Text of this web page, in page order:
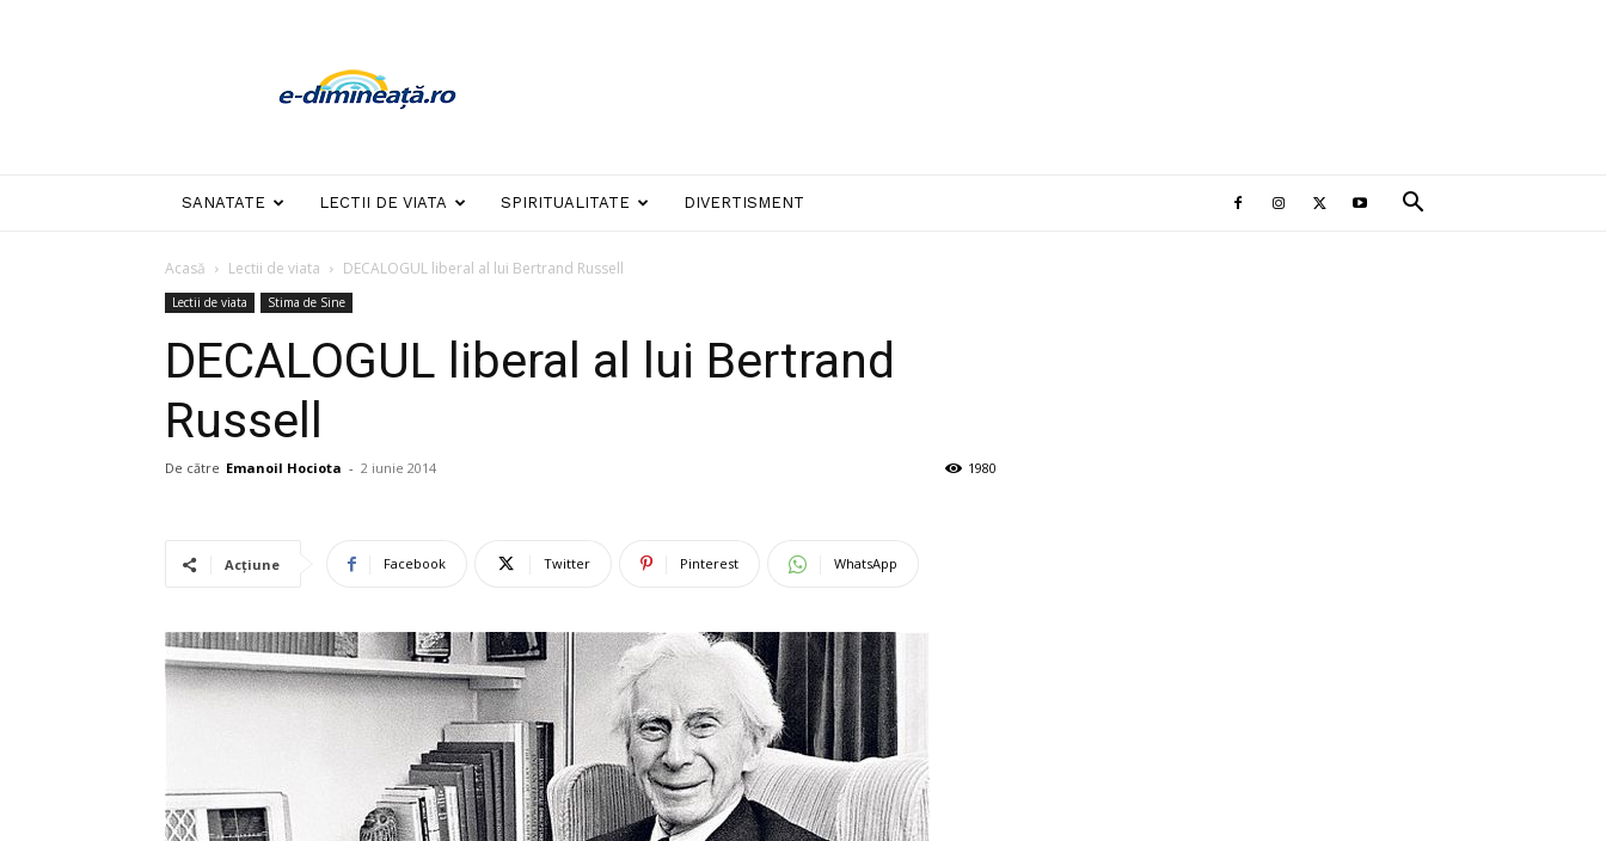
dimineata
SANATATE LECTII DE VIATA SPIRITUALITATE DIVERTISMENT
Acasă Lectii de viata DECALOGUL liberal al lui Bertrand Russell
Lectii de viata Stima de Sine
DECALOGUL liberal al lui Bertrand
Russell
De către Emanoil Hociota - 2 iunie 2014 1980
Acțiune Facebook Twitter Pinterest WhatsApp